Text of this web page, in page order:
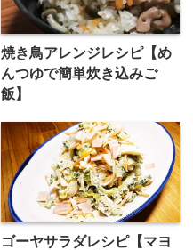
焼き鳥アレンジレシピ【め
んつゆで簡単炊き込みご
飯】
ゴーヤサラダレシピ【マヨ